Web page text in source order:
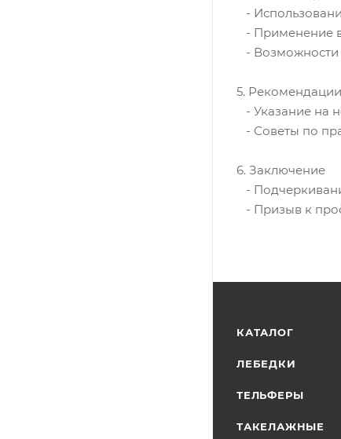
-
- Применение
- Возможности
5.
- Указание на
- Советы по
6. Заключение
-
- Призыв к
КАТАЛОГ
ЛЕБЕДКИ
ТЕЛЬФЕРЫ
ТАКЕЛАЖНЫЕ